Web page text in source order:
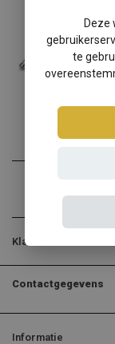
Klantenservice
Contactgegevens
Informatie
Deze
te